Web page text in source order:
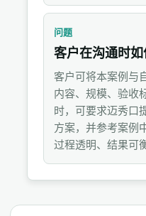
问题
客户在沟通时如
客户可将本案例与
内容、规模、验收
时，可要求迈秀口
方案，并参考案例
过程透明、结果可